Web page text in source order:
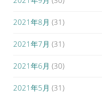
2021年8月 (31)
2021年7月 (31)
2021年6月 (30)
2021年5月 (31)